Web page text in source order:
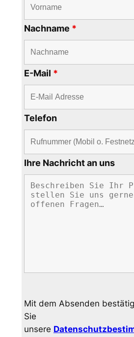
Nachname *
E-Mail *
Telefon
Ihre Nachricht an uns
Mit dem Absenden
Sie
unsere